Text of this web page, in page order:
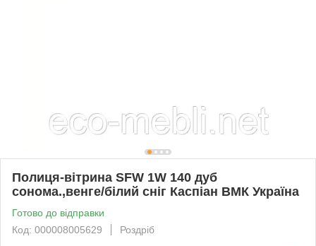
Полиця-вітрина SFW 1W 140 дуб
сонома.,венге/білий сніг Каспіан ВМК Україна
Готово до відправки
Код: 000008005629
Роздріб